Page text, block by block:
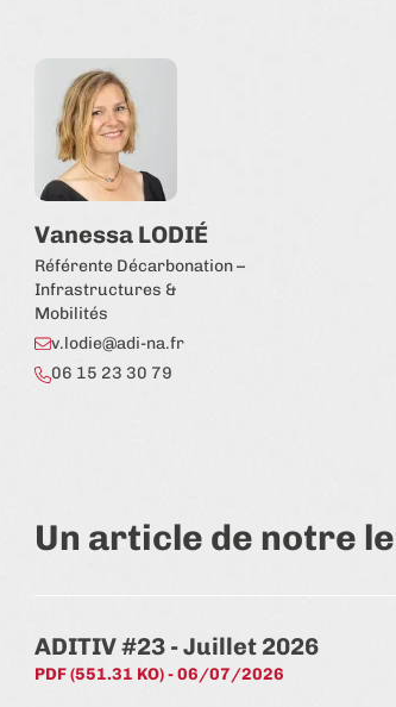
Vanessa LODIÉ
Référente Décarbonation –
Infrastructures &
Mobilités
v.lodie@adi-na.fr
06 15 23 30 79
Un article de notre
ADITIV #23 - Juillet 2026
PDF (551.31 KO) - 06/07/2026